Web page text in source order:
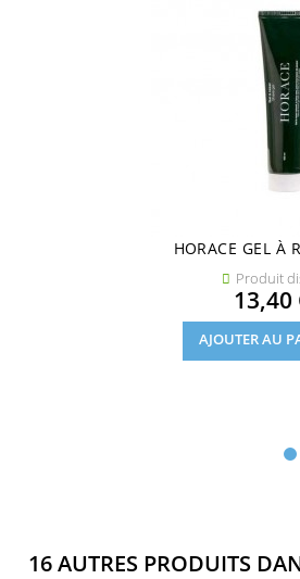
HORACE GEL À
 Produit
13,40
AJOUTER AU
16 AUTRES PRODUITS